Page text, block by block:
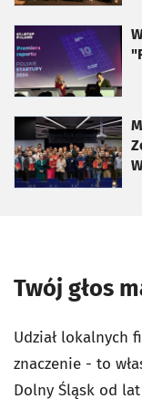
otworzy się w
otworzy się w
Twój głos
Udział lokalnych
znaczenie - to
Dolny Śląsk od